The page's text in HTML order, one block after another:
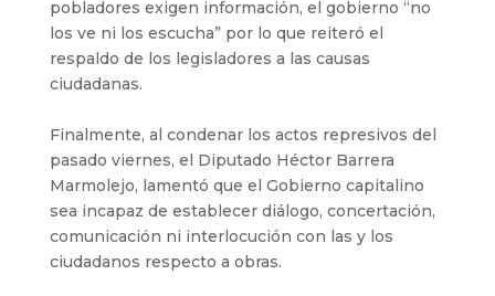
pobladores exigen información, el gobierno “no
los ve ni los escucha” por lo que reiteró el
respaldo de los legisladores a las causas
ciudadanas.
Finalmente, al condenar los actos represivos del
pasado viernes, el Diputado Héctor Barrera
Marmolejo, lamentó que el Gobierno capitalino
sea incapaz de establecer diálogo, concertación,
comunicación ni interlocución con las y los
ciudadanos respecto a obras.